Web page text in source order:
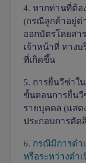
4. หากท่านที่ต้อ
(กรณีลูกค้าอยู่ต่
ออกบัตรโดยสา
เจ้าหน้าที่ ทาง
ที่เกิดขึ้น
5. การยื่นวีซ่าใ
ขั้นตอนการยื่น
รายบุคคล (แสด
ประกอบการตัด
6. กรณีมีการดำ
หรือระหว่างดำ